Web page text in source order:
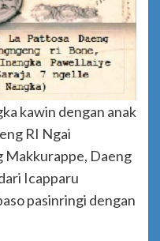
kawin dengan anak
RI Ngai
Makkurappe, Daeng
Icapparu
pasinringi dengan